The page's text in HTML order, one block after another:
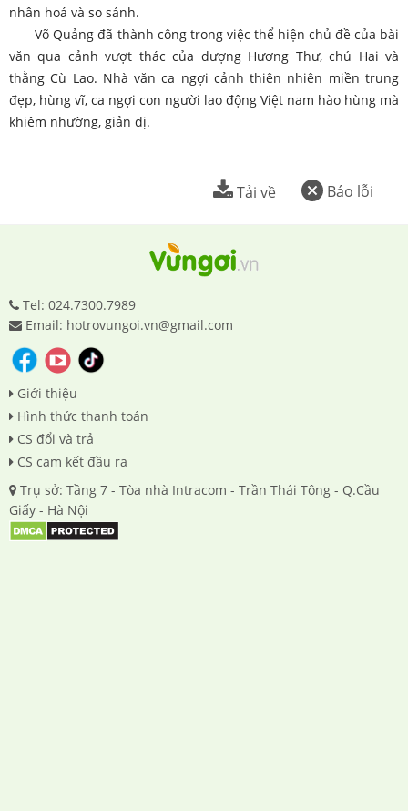
nhân hoá và so sánh.
Võ Quảng đã thành công trong việc thể hiện chủ đề của bài
văn qua cảnh vượt thác của dượng Hương Thư, chú Hai và
thằng Cù Lao. Nhà văn ca ngợi cảnh thiên nhiên miền trung
đẹp, hùng vĩ, ca ngợi con người lao động Việt nam hào hùng mà
khiêm nhường, giản dị.
Báo lỗi
Tải về
Tel: 024.7300.7989
Email: hotrovungoi.vn@gmail.com
Giới thiệu
Hình thức thanh toán
CS đổi và trả
CS cam kết đầu ra
Trụ sở: Tầng 7 - Tòa nhà Intracom - Trần Thái Tông - Q.Cầu
Giấy - Hà Nội